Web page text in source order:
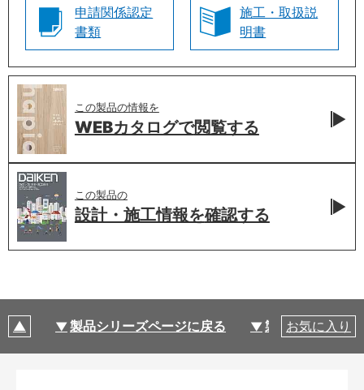
申請関係認定
書類
施工・取扱説
明書
この製品の情報を
WEBカタログで閲覧する
この製品の
設計・施工情報を確認する
製品シリーズページに戻る 製品仕様
お気に入り